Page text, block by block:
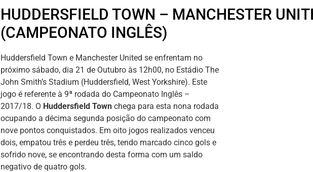
HUDDERSFIELD TOWN – MANCHESTER
(CAMPEONATO INGLÊS)
Huddersfield Town e Manchester United se enfrentam no
próximo sábado, dia 21 de Outubro às 12h00, no Estádio The
John Smith’s Stadium (Huddersfield, West Yorkshire). Este
jogo é referente à 9ª rodada do Campeonato Inglês –
2017/18. O Huddersfield Town chega para esta nona rodada
ocupando a décima segunda posição do campeonato com
nove pontos conquistados. Em oito jogos realizados venceu
dois, empatou três e perdeu três, tendo marcado cinco gols e
sofrido nove, se encontrando desta forma com um saldo
negativo de quatro gols.